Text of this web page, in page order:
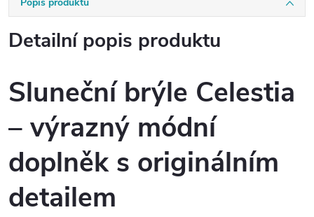
Detailní popis produktu
Sluneční brýle Celestia
– výrazný módní
doplněk s originálním
detailem